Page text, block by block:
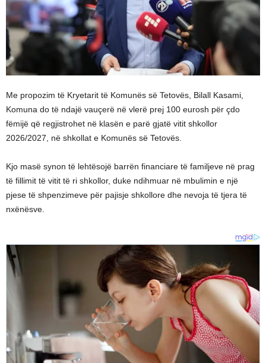
Me propozim të Kryetarit të Komunës së Tetovës, Bilall Kasami,
Komuna do të ndajë vauçerë në vlerë prej 100 eurosh për çdo
fëmijë që regjistrohet në klasën e parë gjatë vitit shkollor
2026/2027, në shkollat e Komunës së Tetovës.
Kjo masë synon të lehtësojë barrën financiare të familjeve në prag
të fillimit të vitit të ri shkollor, duke ndihmuar në mbulimin e një
pjese të shpenzimeve për pajisje shkollore dhe nevoja të tjera të
nxënësve.